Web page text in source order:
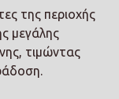
της περιοχής
μεγάλης
τιμώντας